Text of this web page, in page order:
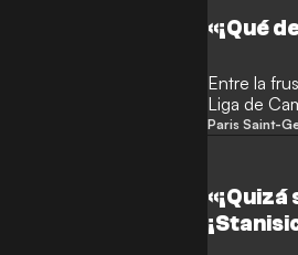
«¡Qué
Entre la
Liga de
encuentro